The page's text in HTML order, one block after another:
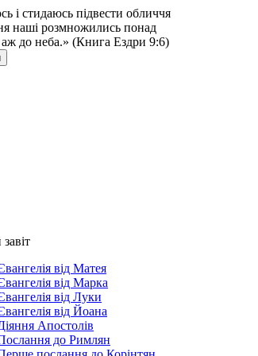
і стидаюсь підвести обличчя
наші розмножились понад
до неба.» (Книга Ездри 9:6)
від Матея
від Марка
від Луки
від Йоана
Апостолів
до Римлян